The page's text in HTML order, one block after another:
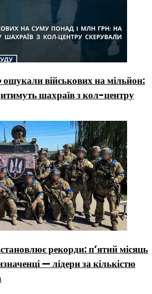
ошукали військових на мільйон:
шахраїв з кол-центру
рекорди: п’ятий місяць
— лідери за кількістю